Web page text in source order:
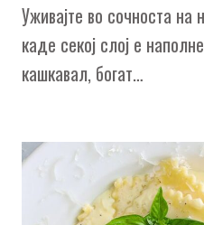
Уживајте во сочноста
каде секој слој е
кашкавал, богат…